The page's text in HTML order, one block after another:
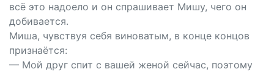
всё это надоело и он спрашивает Мишу, чего он
добивается.
Миша, чувствуя себя виноватым, в конце концов
признаётся:
— Мой друг спит с вашей женой сейчас, поэтому